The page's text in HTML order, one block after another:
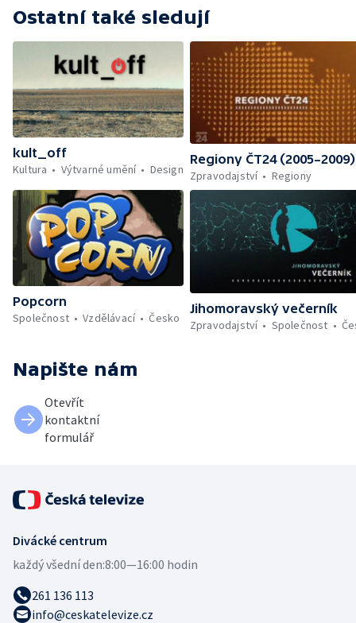
Ostatní také sledují
kult_off
Kultura
Výtvarné umění Design
Regiony ČT24 (2005–2009)
Zpravodajství
Regiony
Popcorn
Společnost
Vzdělávací Česko
Jihomoravský večerník
Zpravodajství
Společnost
Napište nám
Otevřít
kontaktní
formulář
Divácké centrum
každý všední den:8:00—16:00 hodin
261 136 113
info@ceskatelevize.cz